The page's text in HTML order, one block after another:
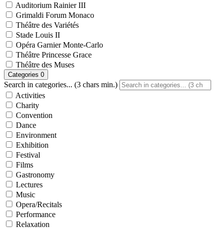
Auditorium Rainier III
Grimaldi Forum Monaco
Théâtre des Variétés
Stade Louis II
Opéra Garnier Monte-Carlo
Théâtre Princesse Grace
Théâtre des Muses
Categories 0
Search in categories... (3 chars min.)
Activities
Charity
Convention
Dance
Environment
Exhibition
Festival
Films
Gastronomy
Lectures
Music
Opera/Recitals
Performance
Relaxation